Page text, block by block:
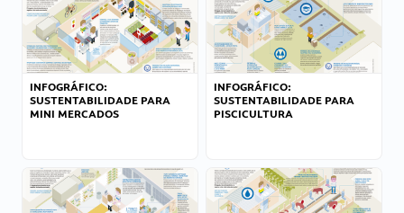
INFOGRÁFICO:
SUSTENTABILIDADE PARA
MINI MERCADOS
INFOGRÁFICO:
SUSTENTABILIDADE PARA
PISCICULTURA